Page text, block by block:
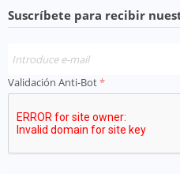
Suscríbete para recibir
Validación Anti-Bot